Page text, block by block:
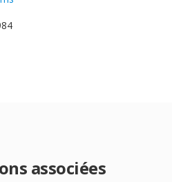
associées